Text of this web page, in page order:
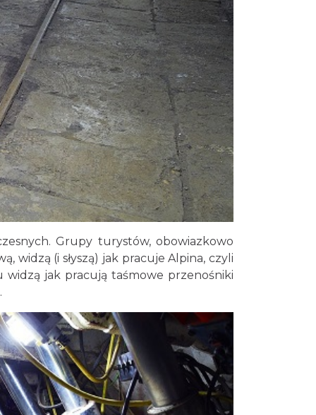
Grupy turystów, obowiazkowo
widzą (i słyszą) jak pracuje Alpina, czyli
jak pracują taśmowe przenośniki